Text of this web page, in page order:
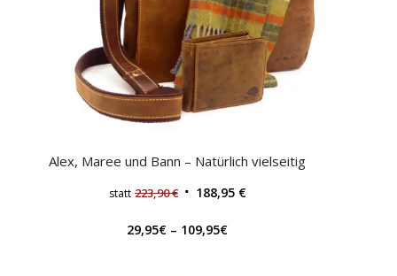
Alex, Maree und Bann – Natürlich vielseitig
statt 223,90€ 188,95 €
29,95€ – 109,95€